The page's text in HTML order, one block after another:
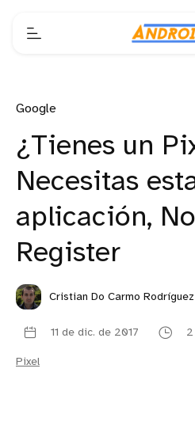
Google
¿Tienes un
Necesitas
aplicación,
Register
Cristian Do Carmo Rodríguez
11 de dic. de 2017
Pixel